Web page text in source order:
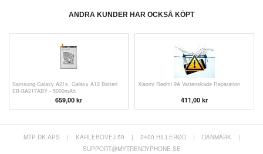
ANDRA KUNDER HAR OCKSÅ KÖPT
Samsung Galaxy A21s, Galaxy A12 Batteri
EB-BA217ABY - 5000mAh
659,00 kr
Xiaomi Redmi 9A Vattenskade Reparation
411,00 kr
MTP DK APS | KARLEBOVEJ 59 | 3400 HILLERØD | DANMARK
|
SUPPORT@MYTRENDYPHONE.SE